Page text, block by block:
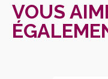
VOUS